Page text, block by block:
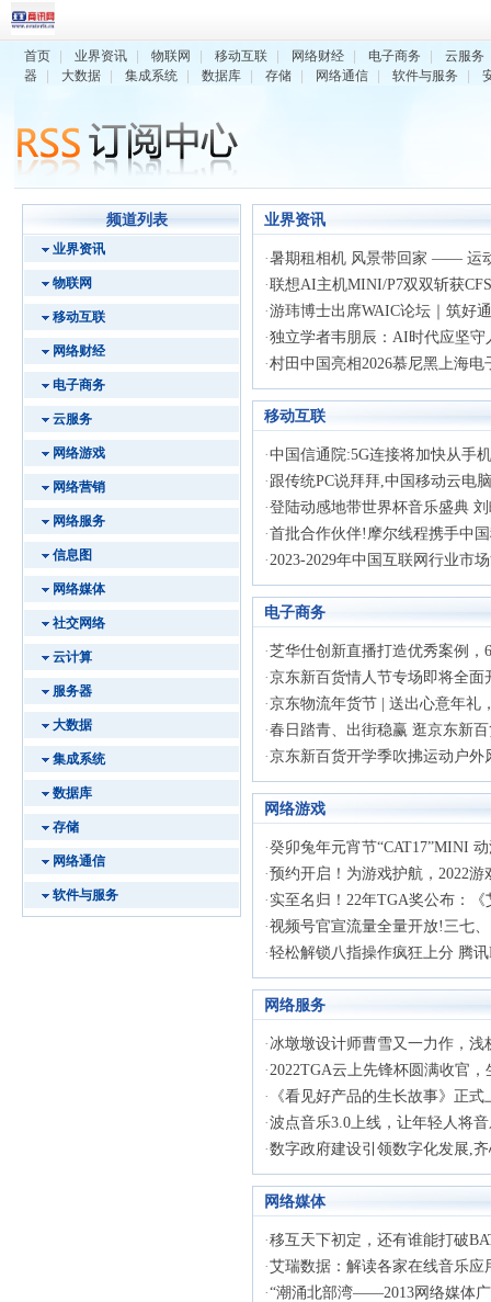
首页 业界资讯 物联网 移动互联 网络财经 电子商务
云服务
器
大数据 集成系统 数据库 存储 网络通信 软件与服务
频道列表
业界资讯
物联网
移动互联
网络财经
电子商务
云服务
网络游戏
网络营销
网络服务
信息图
网络媒体
社交网络
云计算
服务器
大数据
集成系统
数据库
存储
网络通信
软件与服务
业界资讯
·暑期租相机 风景带回家 —— 运
·联想AI主机MINI/P7双双斩获
·游玮博士出席WAIC论坛｜筑好
·独立学者韦朋辰：AI时代应坚守
·村田中国亮相2026慕尼黑上海电
移动互联
·中国信通院:5G连接将加快从手
· 跟传统PC说拜拜,中国移动云电
·登陆动感地带世界杯音乐盛典
·首批合作伙伴!摩尔线程携手中
·2023-2029年中国互联网行业市
电子商务
·芝华仕创新直播打造优秀案例，
·京东新百货情人节专场即将全面
·京东物流年货节 | 送出心意年礼
·春日踏青、出街稳赢 逛京东新百
·京东新百货开学季吹拂运动户外
网络游戏
·癸卯兔年元宵节“CAT17”MINI
·预约开启！为游戏护航，2022游
· 实至名归！22年TGA奖公布：《
·视频号官宣流量全量开放!三七
·轻松解锁八指操作疯狂上分 腾讯
网络服务
·冰墩墩设计师曹雪又一力作，浅
·2022TGA云上先锋杯圆满收官
·
《看见好产品的生长故事》正式
·波点音乐3.0上线，让年轻人将
·数字政府建设引领数字化发展,
网络媒体
·移互天下初定，还有谁能打破
·艾瑞数据：解读各家在线音乐应
·“潮涌北部湾——2013网络媒体